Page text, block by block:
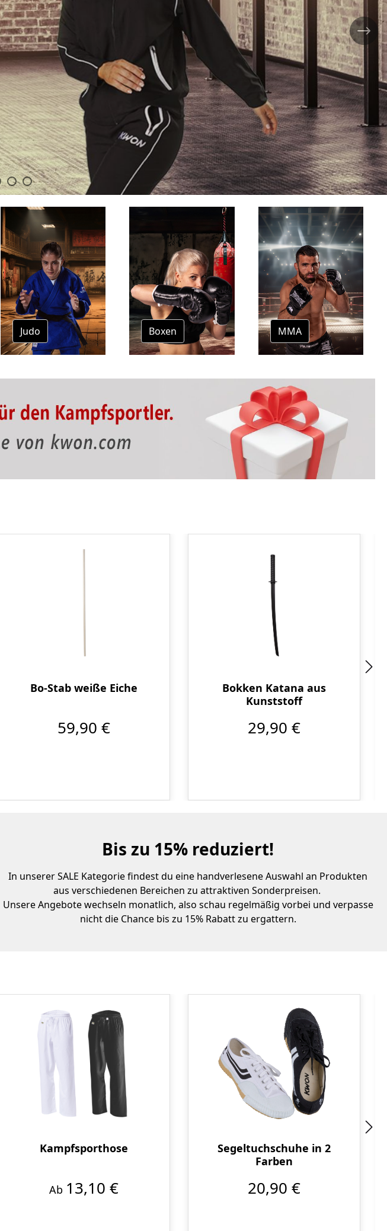
Judo Boxen MMA
Bo-Stab weiße Eiche
59,90 €
Bokken Katana aus
Kunststoff
29,90 €
Bis zu 15% reduziert!
In unserer SALE Kategorie findest du eine handverlesene Auswahl an Produkten
aus verschiedenen Bereichen zu attraktiven Sonderpreisen.
Unsere Angebote wechseln monatlich, also schau regelmäßig vorbei und verpasse
nicht die Chance bis zu 15% Rabatt zu ergattern.
Kampfsporthose
Ab 13,10 €
Segeltuchschuhe in 2
Farben
20,90 €